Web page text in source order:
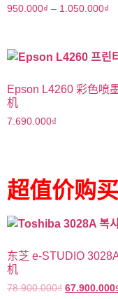
950.000₫ – 1.050.000₫
Epson L4260 彩色喷
机
7.690.000₫
超值价购
东芝 e-STUDIO
机
78.900.000₫ 67.900.000